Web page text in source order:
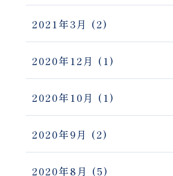
2021年3月 (2)
2020年12月 (1)
2020年10月 (1)
2020年9月 (2)
2020年8月 (5)